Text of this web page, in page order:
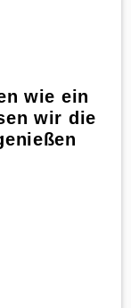
wie ein
wir die